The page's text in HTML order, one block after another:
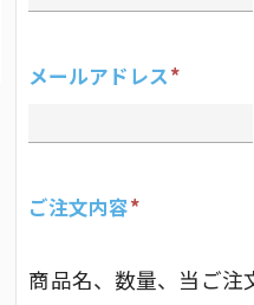
メールアドレス
ご注文内容
商品名、数量、当ご注